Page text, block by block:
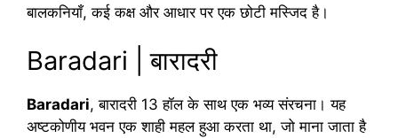
बालकनियाँ, कई कक्ष और आधार पर एक छोटी मस्जिद है।
Baradari | बारादरी
Baradari, बारादरी 13 हॉल के साथ एक भव्य संरचना। यह
अष्टकोणीय भवन एक शाही महल हुआ करता था, जो माना जाता है